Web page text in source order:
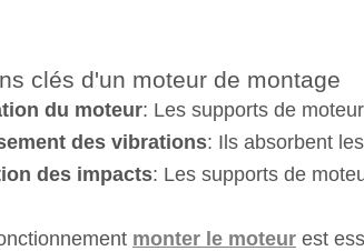
clés d'un moteur de montage
du moteur: Les supports de
des vibrations: Ils absorbent
des impacts: Les supports de
monter le moteur est